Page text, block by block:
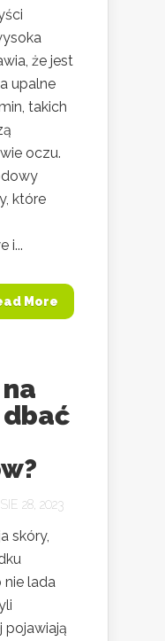
że jest
upalne
takich
oczu.
które
i...
More
28, 2023
skóry,
nie lada
pojawiają